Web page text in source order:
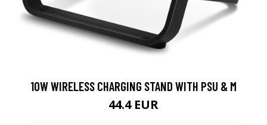
10W WIRELESS CHARGING STAND WITH PSU & M
44.4 EUR